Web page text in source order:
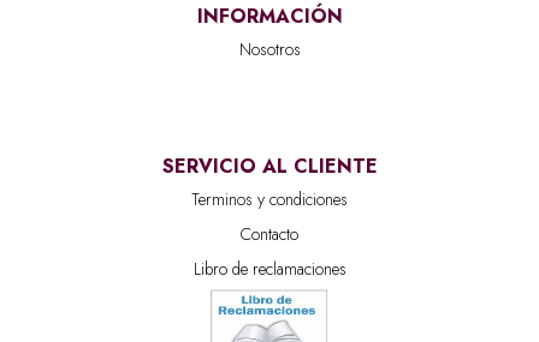
INFORMACIÓN
Nosotros
SERVICIO AL CLIENTE
Terminos y condiciones
Contacto
Libro de reclamaciones